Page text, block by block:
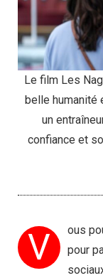
Le film Les
belle humanité
un
confiance et
V
ous
pour